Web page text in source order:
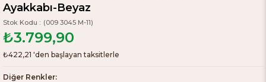
Ayakkabı-Beyaz
(009 3045 M-11)
₺3.799,90
₺422,21 'den başlayan taksitlerle
Diğer Renkler: